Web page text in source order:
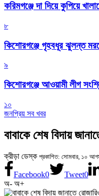
করিমগঞ্জে দা দিয়ে কুপিয়ে
৮
কিশোরগঞ্জে গৃহবধূর ঝুলন্ত
৯
কিশোরগঞ্জে আওয়ামী লীগ
১০
জনপ্রিয় সব খবর
বাবাকে শেষ বিদায়
ক্রীড়া ডেস্ক প্রকাশিত: সোমবার, ১০
Facebook0 Tweet0
অ- অ+